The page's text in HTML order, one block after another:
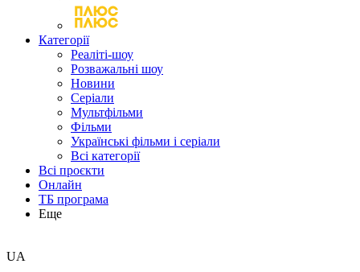
Категорії
Реаліті-шоу
Розважальні шоу
Новини
Серіали
Мультфільми
Фільми
Українські фільми і серіали
Всі категорії
Всі проєкти
Онлайн
ТБ програма
Еще
UA